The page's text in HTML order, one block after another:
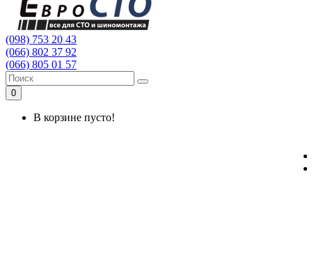
(098) 753 20 43
(066) 802 37 92
(066) 805 01 57
0
В корзине пусто!